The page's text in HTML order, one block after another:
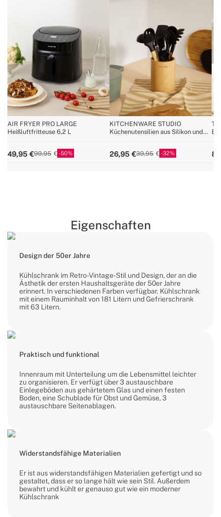
AIR FRYER PRO LARGE
Heißluftfritteuse 6,2 L
49,95 99,95 50
KITCHENWARE STUDIO
Küchenutensilien aus Silikon und
26,95 39,95 32
Eigenschaften
Design der 50er Jahre
Kühlschrank im Retro-Vintage-Stil und Design, der an die
Ästhetik der ersten Haushaltsgeräte der 50er Jahre
erinnert. In verschiedenen Farben verfügbar. Kühlschrank
mit einem Rauminhalt von 181 Litern und Gefrierschrank
mit 63 Litern.
Praktisch und funktional
Innenraum mit Unterteilung um die Lebensmittel leichter
zu organisieren. Er verfügt über 3 austauschbare
Einlegeböden aus gehärtetem Glas und einen festen
Boden, eine Schublade für Obst und Gemüse, 3
austauschbare Seitenablagen.
Widerstandsfähige Materialien
Er ist aus widerstandsfähigen Materialien gefertigt und so
gestaltet, dass er so lange hält wie sein Stil. Außerdem
bewahrt und kühlt er genauso gut wie ein moderner
Kühlschrank